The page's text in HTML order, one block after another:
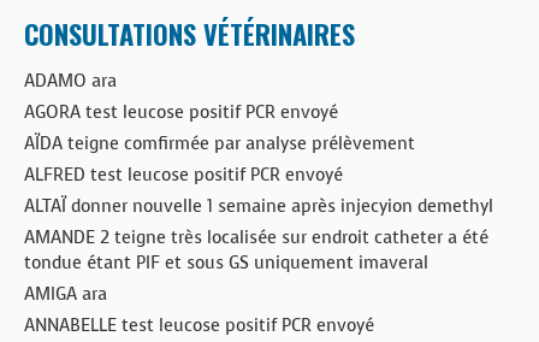
CONSULTATIONS VÉTÉRINAIRES
ADAMO ara
AGORA test leucose positif PCR envoyé
AÏDA teigne comfirmée par analyse prélèvement
ALFRED test leucose positif PCR envoyé
ALTAÏ donner nouvelle 1 semaine après injecyion demethyl
AMANDE 2 teigne très localisée sur endroit catheter a été
tondue étant PIF et sous GS uniquement imaveral
AMIGA ara
ANNABELLE test leucose positif PCR envoyé